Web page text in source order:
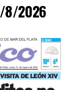
8/2026